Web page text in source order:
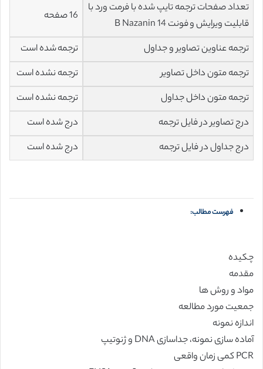
تعداد صفحات ترجمه تایپ شده با فرمت ورد با
قابلیت ویرایش و فونت 14 B Nazanin
16 صفحه
ترجمه عناوین تصاویر و جداول
ترجمه شده است
ترجمه متون داخل تصاویر
ترجمه نشده است
ترجمه متون داخل جداول
ترجمه نشده است
درج تصاویر در فایل ترجمه
درج شده است
درج جداول در فایل ترجمه
درج شده است
فهرست مطالب:
چکیده
مقدمه
مواد و روش ها
جمعیت مورد مطالعه
اندازه نمونه
آماده سازی نمونه، جداسازی DNA و ژنوتیپ
PCR کمی زمان واقعی